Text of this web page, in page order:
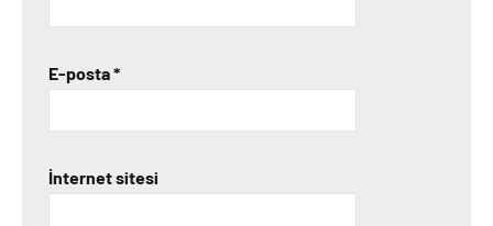
E-posta*
İnternet sitesi